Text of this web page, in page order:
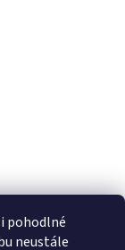
pohodlné
neustále